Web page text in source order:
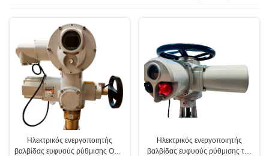
με έξυπνη ρύθμιση
Ηλεκτρικός ενεργοποιητής
βαλβίδας ευφυούς ρύθμισης OEM
Ηλεκτρικός ενεργοποιητής
βαλβίδας ευφυούς ρύθμισης της